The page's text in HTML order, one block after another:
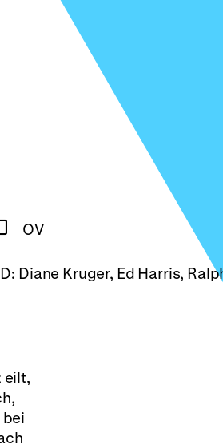
OV
Diane Kruger, Ed Harris,
eilt,